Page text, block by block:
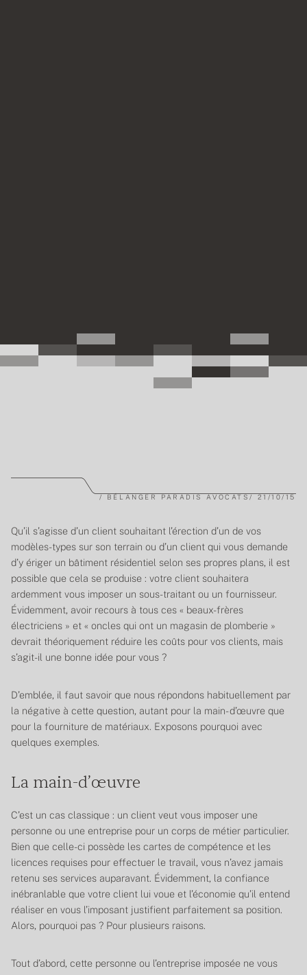
/ BÉLANGER PARADIS AVOCATS/ 21/10/15
Qu’il s’agisse d’un client souhaitant l’érection d’un de vos
modèles-types sur son terrain ou d’un client qui vous demande
d’y ériger un bâtiment résidentiel selon ses propres plans, il est
possible que cela se produise : votre client souhaitera
ardemment vous imposer un sous-traitant ou un fournisseur.
Évidemment, avoir recours à tous ces « beaux-frères
électriciens » et « oncles qui ont un magasin de plomberie »
devrait théoriquement réduire les coûts pour vos clients, mais
s’agit-il une bonne idée pour vous ?
D’emblée, il faut savoir que nous répondons habituellement par
la négative à cette question, autant pour la main- d’œuvre que
pour la fourniture de matériaux. Exposons pourquoi avec
quelques exemples.
La main-d’œuvre
C’est un cas classique : un client veut vous imposer une
personne ou une entreprise pour un corps de métier particulier.
Bien que celle-ci possède les cartes de compétence et les
licences requises pour effectuer le travail, vous n’avez jamais
retenu ses services auparavant. Évidemment, la confiance
inébranlable que votre client lui voue et l’économie qu’il entend
réaliser en vous l’imposant justifient parfaitement sa position.
Alors, pourquoi pas ? Pour plusieurs raisons.
Tout d’abord, cette personne ou l’entreprise imposée ne vous